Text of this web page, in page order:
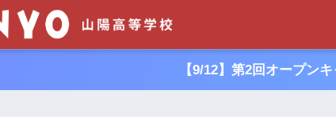
【9/12】第2回オープン